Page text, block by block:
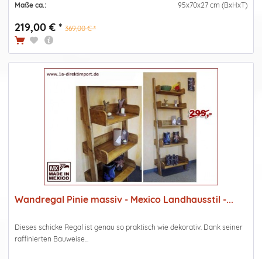
Maße ca.: 95x70x27 cm (BxHxT)
219,00 € * 369,00 € *
Wandregal Pinie massiv - Mexico Landhausstil -...
Dieses schicke Regal ist genau so praktisch wie dekorativ. Dank seiner
raffinierten Bauweise...